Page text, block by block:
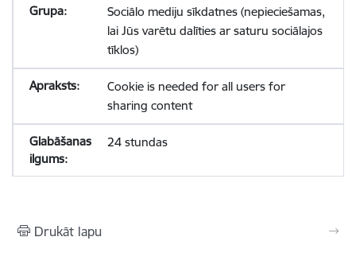
Sociālo mediju sīkdatnes (nepieciešamas,
lai Jūs varētu dalīties ar saturu sociālajos
tīklos)
Cookie is needed for all users for
sharing content
24 stundas
Drukāt lapu